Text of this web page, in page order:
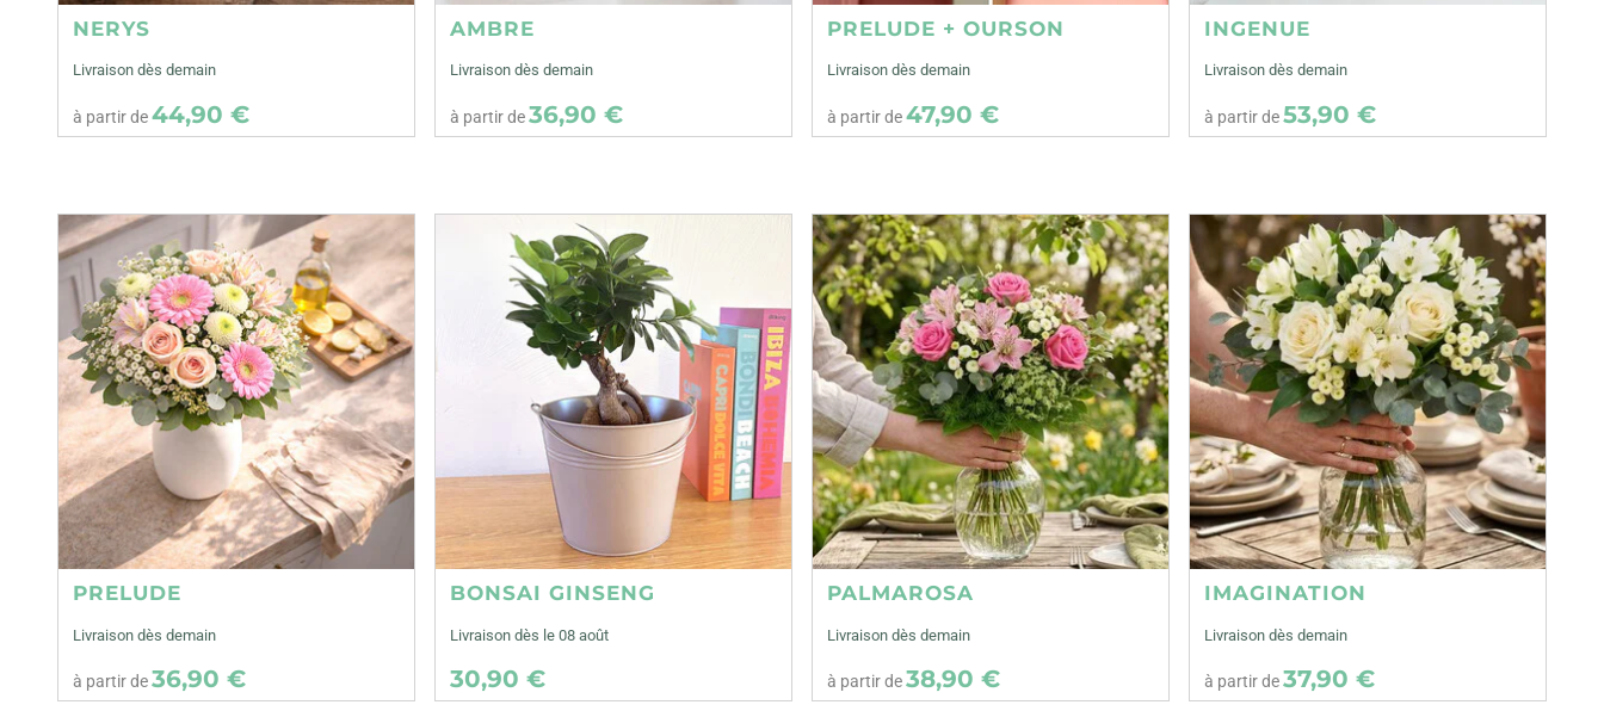
NERYS
Livraison dès demain
à partir de44,90 €
AMBRE
Livraison dès demain
à partir de36,90 €
PRELUDE + OURSON
Livraison dès demain
à partir de47,90 €
INGENUE
Livraison dès demain
à partir de53,90 €
PRELUDE
Livraison dès demain
à partir de36,90 €
BONSAI GINSENG
Livraison dès le 08 août
30,90 €
PALMAROSA
Livraison dès demain
à partir de38,90 €
IMAGINATION
Livraison dès demain
à partir de37,90 €